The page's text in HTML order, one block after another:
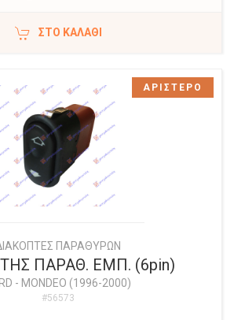
ΣΤΟ ΚΑΛΆΘΙ
ΠΑΡΑΘΥΡΩΝ
ΠΑΡΑΘ. ΕΜΠ. (6pin)
- MONDEO (1996-2000)
#56573
ΑΡΙΣΤΕΡΟ